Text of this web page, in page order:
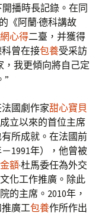
播時長記錄。在同
《阿蘭·德科講故
心得二臺，并獲得
曾在接包養受采訪
，我更傾向將自己定
”
法國劇作家甜心寶貝
立以來的首位主席
所成就。在法國前
1991年），他曾被
額·杜馬委任為外交
化工作推廣。除此
的主席。2010年，
廣工包養作所作出